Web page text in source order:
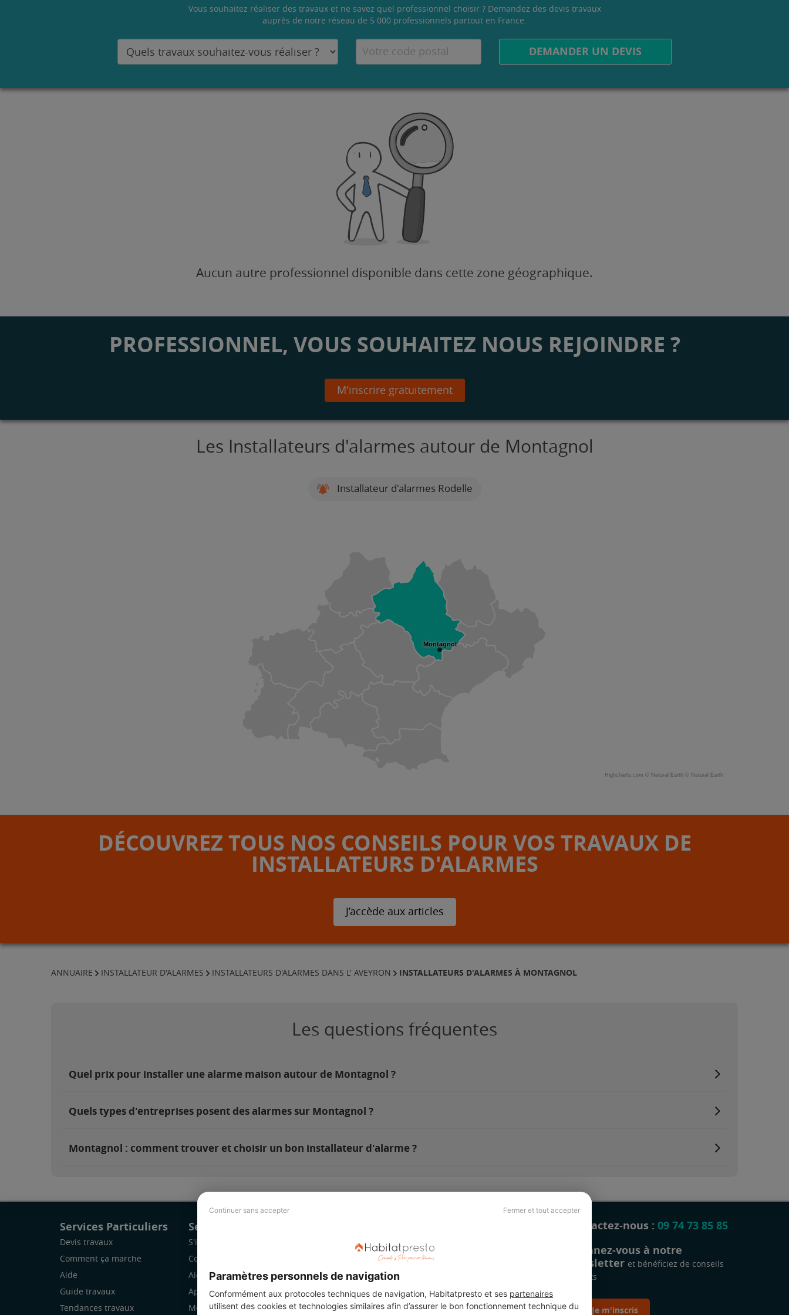
Continuer sans accepter Fermer et tout accepter
Paramètres personnels de navigation
Conformément aux protocoles techniques de navigation, Habitatpresto et ses partenaires
utilisent des cookies et technologies similaires afin d’assurer le bon fonctionnement technique du
Vous souhaitez réaliser des travaux et ne savez quel professionnel choisir ? Demandez des devis travaux
auprès de notre réseau de 5 000 professionnels partout en France.
DEMANDER UN DEVIS
Aucun autre professionnel disponible dans cette zone géographique.
PROFESSIONNEL, VOUS SOUHAITEZ NOUS REJOINDRE ?
M'inscrire gratuitement
Les Installateurs d'alarmes autour de Montagnol
Installateur d'alarmes Rodelle
Montagnol
Highcharts.com © Natural Earth © Natural Earth
DÉCOUVREZ TOUS NOS CONSEILS POUR VOS TRAVAUX DE
INSTALLATEURS D'ALARMES
J’accède aux articles
ANNUAIRE INSTALLATEUR D'ALARMES INSTALLATEURS D'ALARMES DANS L' AVEYRON INSTALLATEURS D'ALARMES À MONTAGNOL
Les questions fréquentes
Quel prix pour installer une alarme maison autour de Montagnol ?
Quels types d'entreprises posent des alarmes sur Montagnol ?
Montagnol : comment trouver et choisir un bon installateur d'alarme ?
Services Particuliers
Devis travaux
Comment ça marche
Aide
Guide travaux
Tendances travaux
Services Pro
S'inscrire
Comment ça marche
Aide
Application Mobile
Mon espace
Revue de presse
Légal
Charte cookies
Contactez-nous : 09 74 73 85 85
Abonnez-vous à notre
newsletter et bénéficiez de conseils
gratuits
Je m'inscris